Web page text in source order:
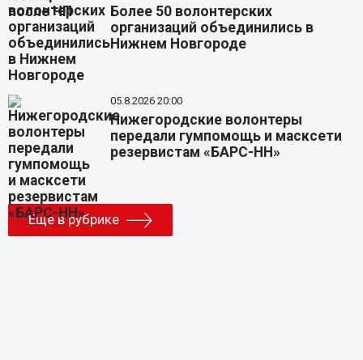
Более 50 волонтерских
организаций объединились в
Нижнем Новгороде
05.8.2026 20:00
Нижегородские волонтеры
передали гумпомощь и масксети
резервистам «БАРС-НН»
Еще в рубрике